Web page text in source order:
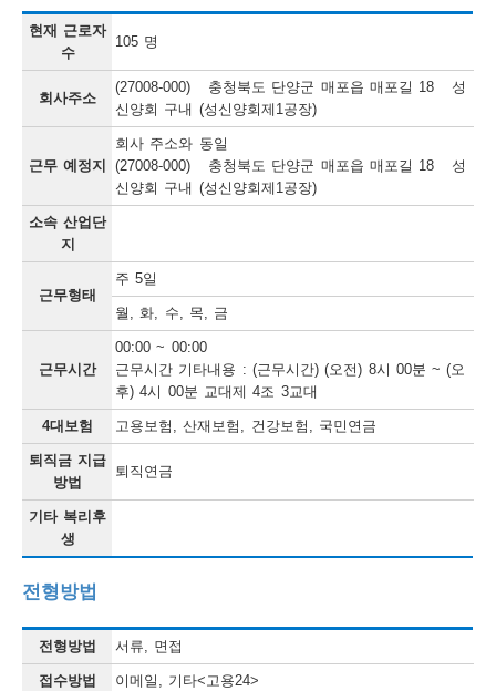
현재 근로자
수
105 명
회사주소
(27008-000) 충청북도 단양군 매포읍 매포길 18 성
신양회 구내 (성신양회제1공장)
근무 예정지
회사 주소와 동일
(27008-000) 충청북도 단양군 매포읍 매포길 18 성
신양회 구내 (성신양회제1공장)
소속 산업단
지
근무형태
주 5일
월, 화, 수, 목, 금
근무시간
00:00 ~ 00:00
근무시간 기타내용 : (근무시간) (오전) 8시 00분 ~ (오
후) 4시 00분 교대제 4조 3교대
4대보험 고용보험, 산재보험, 건강보험, 국민연금
퇴직금 지급
방법
퇴직연금
기타 복리후
생
전형방법
전형방법 서류, 면접
접수방법 이메일, 기타<고용24>
용